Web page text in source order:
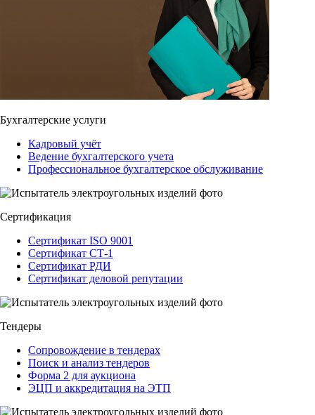
Бухгалтерские услуги
Кадровый учёт
Ведение бухгалтерского учета
Профессиональное бухгалтерское обслуживание
Сертификация
Сертификат ISO 9001
Сертификат СТ-1
Сертификат РДИ
Сертификат деловой репутации
Тендеры
Сопровождение в тендерах
Поиск и анализ тендеров
Форма 2 для аукциона
ЭЦП и аккредитация на ЭТП